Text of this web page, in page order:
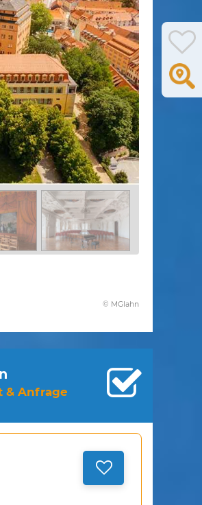
© MGlahn
& Anfrage